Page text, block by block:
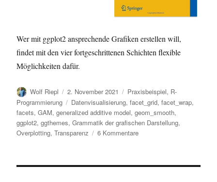
Wer mit ggplot2 ansprechende Grafiken erstellen will,
findet mit den vier fortgeschrittenen Schichten flexible
Möglichkeiten dafür.
Autor
Wolf Riepl
Veröffentlicht
am
2. November 2021 Kategorien
Praxisbeispiel, R-
Programmierung
Schlagwörter
Datenvisualisierung,facet_grid,facet_wrap,
facets,GAM,generalized additive model,geom_smooth,
ggplot2,ggthemes,Grammatik der grafischen Darstellung,
Overplotting,Transparenz 6 Kommentarezu
vier